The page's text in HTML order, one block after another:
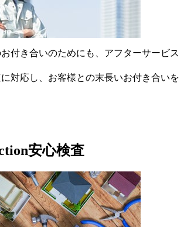
付き合いのためにも、アフターサービス
に対応し、お客様との末長いお付き合いを
安心検査